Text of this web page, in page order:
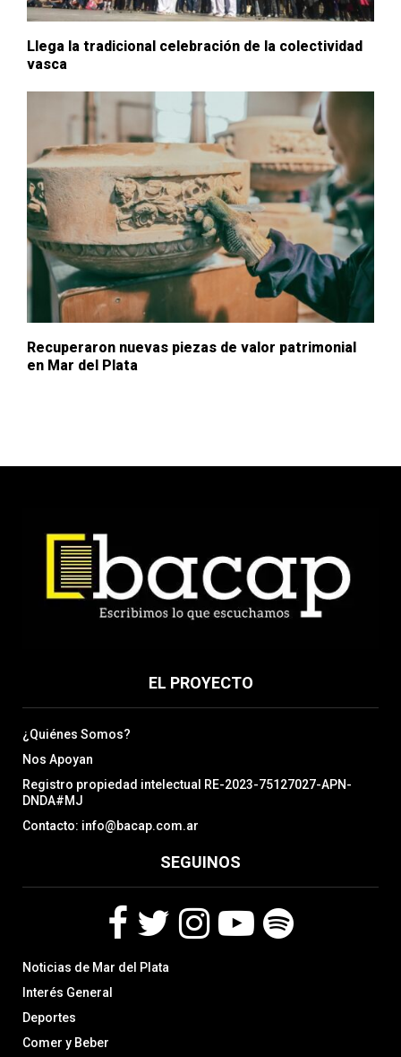
Llega la tradicional celebración de la colectividad
vasca
Recuperaron nuevas piezas de valor patrimonial
en Mar del Plata
EL PROYECTO
¿Quiénes Somos?
Nos Apoyan
Registro propiedad intelectual RE-2023-75127027-APN-
DNDA#MJ
Contacto: info@bacap.com.ar
SEGUINOS
a
c
o
w
Noticias de Mar del Plata
Interés General
Deportes
Comer y Beber